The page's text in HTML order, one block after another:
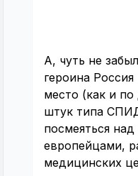
А, чуть не
героина
место (как и
штук типа
посмеяться
европейцами,
медицинских